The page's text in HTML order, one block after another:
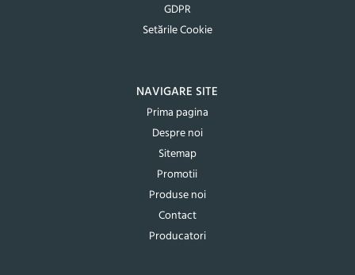
GDPR
Setările Cookie
NAVIGARE SITE
Prima pagina
Despre noi
Sitemap
Promotii
Produse noi
Contact
Producatori